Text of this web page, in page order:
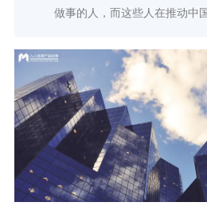
做事的人，而这些人在推动中